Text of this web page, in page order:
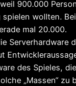
900.000
wollten.
mal 20.000.
Serverhardware
des Spieles,
„Massen“ zu